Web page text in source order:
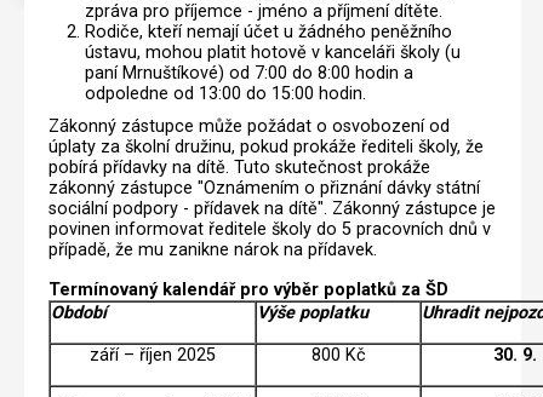
zpráva pro příjemce - jméno a příjmení dítěte.
Rodiče, kteří nemají účet u žádného peněžního
ústavu, mohou platit hotově v kanceláři školy (u
paní Mrnuštíkové) od 7:00 do 8:00 hodin a
odpoledne od 13:00 do 15:00 hodin.
Zákonný zástupce může požádat o osvobození od
úplaty za školní družinu, pokud prokáže řediteli školy, že
pobírá přídavky na dítě. Tuto skutečnost prokáže
zákonný zástupce "Oznámením o přiznání dávky státní
sociální podpory - přídavek na dítě". Zákonný zástupce je
povinen informovat ředitele školy do 5 pracovních dnů v
případě, že mu zanikne nárok na přídavek.
Termínovaný kalendář pro výběr poplatků za ŠD
Období
Výše poplatku Uhradit
září – říjen 2025 800 Kč 30. 9.